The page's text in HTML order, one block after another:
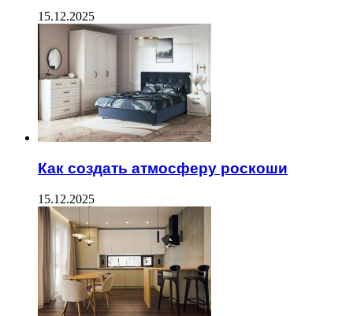
15.12.2025
Как создать атмосферу роскоши
15.12.2025